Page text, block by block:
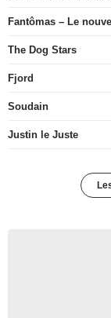
Fantômas – Le
The Dog Stars
Fjord
Soudain
Justin le Juste